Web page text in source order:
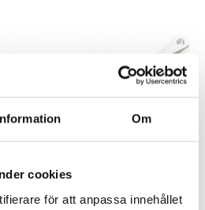
Om
cookies
för att anpassa innehållet